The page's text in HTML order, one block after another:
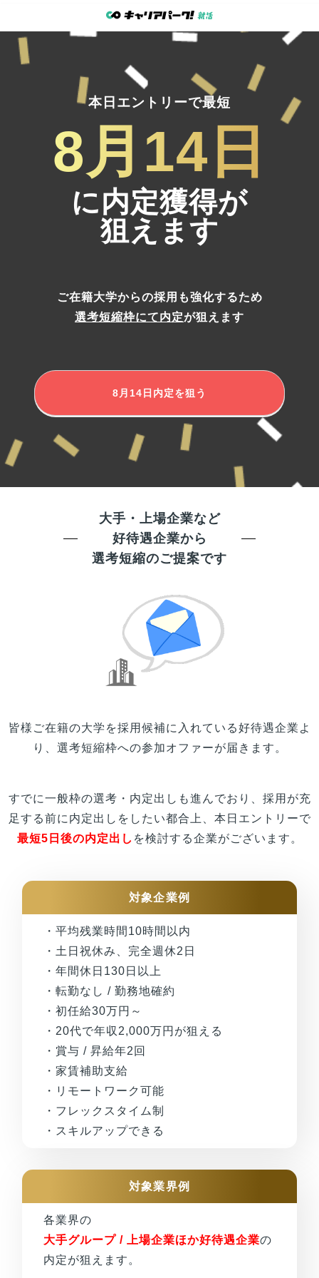
本日エントリーで最短
8月14日
に内定獲得が
狙えます
ご在籍大学からの採用も強化するため
選考短縮枠にて内定が狙えます
8月14日 内定を狙う
大手・上場企業など
好待遇企業から
選考短縮のご提案です
皆様 ご在籍の大学 を採用候補に入れている好待遇企業よ
り、選考短縮枠への参加オファーが届きます。
すでに一般枠の選考・内定出しも進んでおり、採用が充
足する前に内定出しをしたい都合上、本日エントリーで
最短5日後の内定出し を検討する企業がございます。
対象企業例
・平均残業時間10時間以内
・土日祝休み、完全週休2日
・年間休日130日以上
・転勤なし / 勤務地確約
・初任給30万円～
・20代で年収2,000万円が狙える
・賞与 / 昇給年2回
・家賃補助支給
・リモートワーク可能
・フレックスタイム制
・スキルアップできる
対象業界例
各業界の
大手グループ / 上場企業ほか好待遇企業の
内定が狙えます。